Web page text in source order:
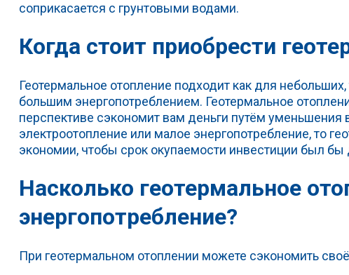
соприкасается с грунтовыми водами.
Когда стоит приобрести
Геотермальное отопление подходит как для
большим энергопотреблением. Геотермальное
перспективе сэкономит вам деньги путём уменьшения
электроотопление или малое энергопотребление, то
экономии, чтобы срок окупаемости инвестиции был
Насколько геотермальное
энергопотребление?
При геотермальном отоплении можете сэкономить